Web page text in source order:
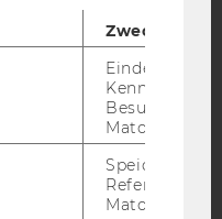
WEBSEITE
SOCIAL MEDIA
UND STUDIERENDE
Zweck
Eindeutige
Besuchers
Matomo.
Speicherung
Referrers
Matomo.